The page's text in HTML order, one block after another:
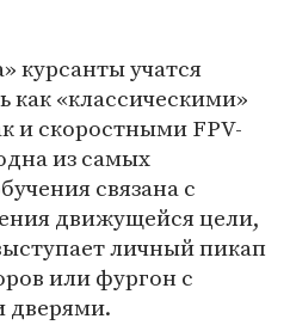
курсанты учатся
как «классическими»
и скоростными FPV-
из самых
связана с
движущейся цели,
личный пикап
или фургон с
дверями.